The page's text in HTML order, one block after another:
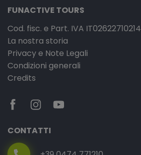
FUNACTIVE TOURS
Cod. fisc. e Part. IVA IT02622710214
La nostra storia
Privacy e Note Legali
Condizioni generali
Credits
CONTATTI